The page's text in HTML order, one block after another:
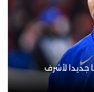
جديدا لأشرف